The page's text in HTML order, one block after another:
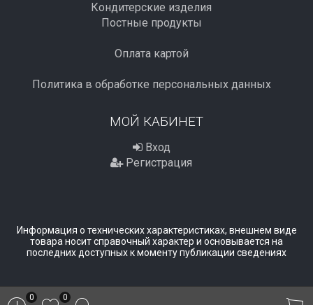
Кондитерские изделия
Постные продукты
Оплата картой
Политика в обработке персональных данных
МОЙ КАБИНЕТ
Вход
Регистрация
Информация о технических характеристиках, внешнем виде
товара носит справочный характер и основывается на
последних доступных к моменту публикации сведениях
0 0